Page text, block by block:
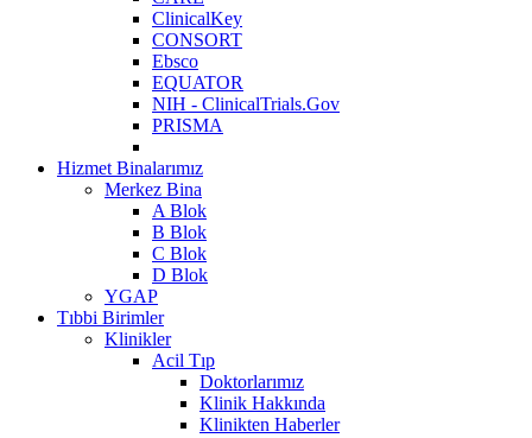
ClinicalKey
CONSORT
Ebsco
EQUATOR
NIH - ClinicalTrials.Gov
PRISMA
Hizmet Binalarımız
Merkez Bina
A Blok
B Blok
C Blok
D Blok
YGAP
Tıbbi Birimler
Klinikler
Acil Tıp
Doktorlarımız
Klinik Hakkında
Klinikten Haberler